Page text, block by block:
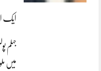
ایک
جہلم
میں